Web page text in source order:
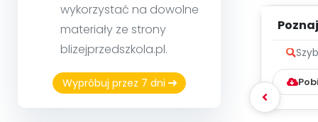
wykorzystać na dowolne
materiały ze strony
blizejprzedszkola.pl.
Wypróbuj przez 7 dni